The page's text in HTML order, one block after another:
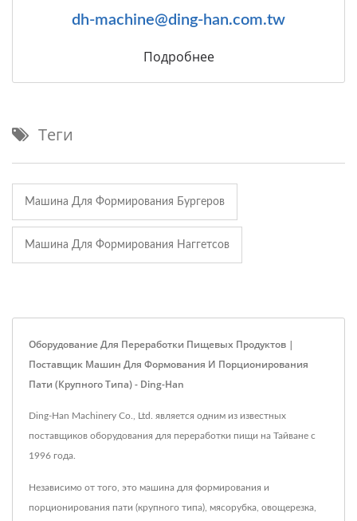
dh-machine@ding-han.com.tw
Подробнее
Теги
Машина Для Формирования Бургеров
Машина Для Формирования Наггетсов
Оборудование Для Переработки Пищевых Продуктов |
Поставщик Машин Для Формования И Порционирования
Пати (крупного Типа) - Ding-Han
Ding-Han Machinery Co., Ltd. является одним из известных
поставщиков оборудования для переработки пищи на Тайване с
1996 года.
Независимо от того, это машина для формирования и
порционирования пати (крупного типа), мясорубка, овощерезка,